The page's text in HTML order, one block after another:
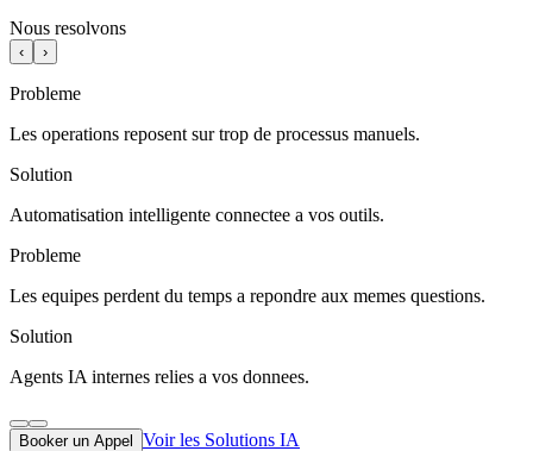
Nous resolvons
‹ ›
Probleme
Les operations reposent sur trop de processus manuels.
Solution
Automatisation intelligente connectee a vos outils.
Probleme
Les equipes perdent du temps a repondre aux memes questions.
Solution
Agents IA internes relies a vos donnees.
Booker un Appel Voir les Solutions IA